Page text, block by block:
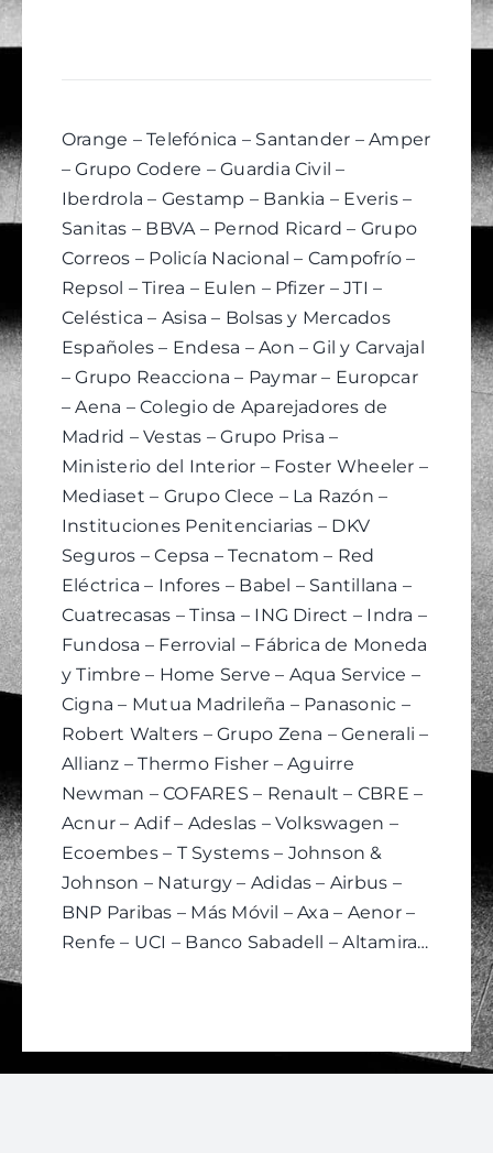
Orange – Telefónica – Santander – Amper
– Grupo Codere – Guardia Civil –
Iberdrola – Gestamp – Bankia – Everis –
Sanitas – BBVA – Pernod Ricard – Grupo
Correos – Policía Nacional – Campofrío –
Repsol – Tirea – Eulen – Pfizer – JTI –
Celéstica – Asisa – Bolsas y Mercados
Españoles – Endesa – Aon – Gil y Carvajal
– Grupo Reacciona – Paymar – Europcar
– Aena – Colegio de Aparejadores de
Madrid – Vestas – Grupo Prisa –
Ministerio del Interior – Foster Wheeler –
Mediaset – Grupo Clece – La Razón –
Instituciones Penitenciarias – DKV
Seguros – Cepsa – Tecnatom – Red
Eléctrica – Infores – Babel – Santillana –
Cuatrecasas – Tinsa – ING Direct – Indra –
Fundosa – Ferrovial – Fábrica de Moneda
y Timbre – Home Serve – Aqua Service –
Cigna – Mutua Madrileña – Panasonic –
Robert Walters – Grupo Zena – Generali –
Allianz – Thermo Fisher – Aguirre
Newman – COFARES – Renault – CBRE –
Acnur – Adif – Adeslas – Volkswagen –
Ecoembes – T Systems – Johnson &
Johnson – Naturgy – Adidas – Airbus –
BNP Paribas – Más Móvil – Axa – Aenor –
Renfe – UCI – Banco Sabadell – Altamira…